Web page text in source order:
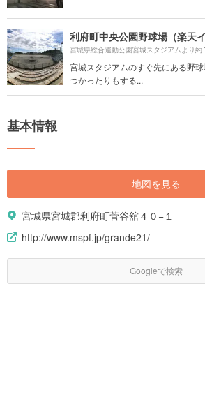
利府町中央公園野球場（楽天
宮城県総合運動公園宮城スタジアムより約
宮城スタジアムのすぐ先にある野
つかったりもする...
基本情報
地図を見る
宮城県宮城郡利府町菅谷舘４０−１
http://www.mspf.jp/grande21/
Googleで検索